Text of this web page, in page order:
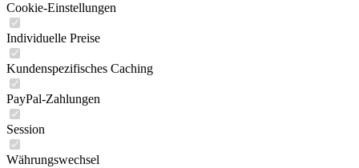
Cookie-Einstellungen
Individuelle Preise
Kundenspezifisches Caching
PayPal-Zahlungen
Session
Währungswechsel